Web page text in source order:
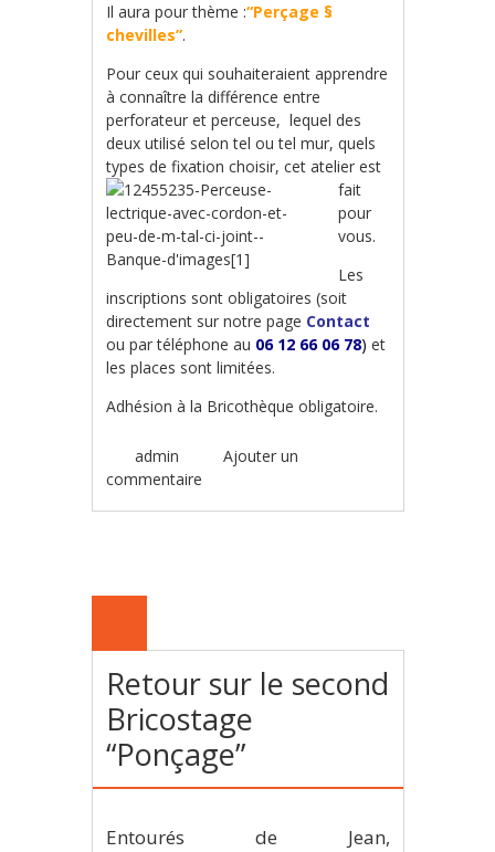
Il aura pour thème :“Perçage §
chevilles”.
Pour ceux qui souhaiteraient apprendre
à connaître la différence entre
perforateur et perceuse, lequel des
deux utilisé selon tel ou tel mur, quels
types de fixation choisir, cet atelier est
fait
pour
vous.
Les
inscriptions sont obligatoires (soit
directement sur notre page Contact
ou par téléphone au 06 12 66 06 78) et
les places sont limitées.
Adhésion à la Bricothèque obligatoire.
admin
Ajouter un
commentaire
Retour sur le second
Bricostage
“Ponçage”
Entourés de Jean,